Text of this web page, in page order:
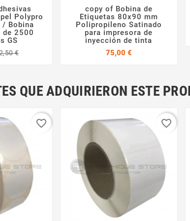
 Polypro
/ Bobina
de 2500
GS
€
 
copy of Bobina de
Etiquetas 80x90 mm
Polipropileno Satinado
para impresora de
inyección de tinta
75,00 €Precio
QUE ADQUIRIERON ESTE
favorite_border favorite_border